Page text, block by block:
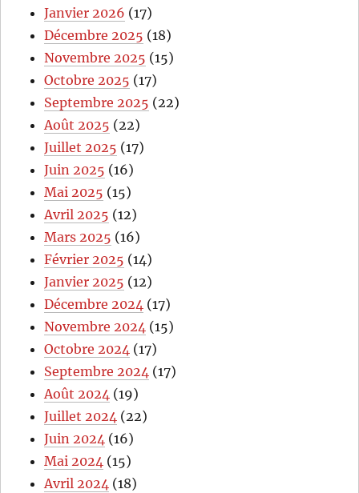
Janvier 2026 (17)
Décembre 2025 (18)
Novembre 2025 (15)
Octobre 2025 (17)
Septembre 2025 (22)
Août 2025 (22)
Juillet 2025 (17)
Juin 2025 (16)
Mai 2025 (15)
Avril 2025 (12)
Mars 2025 (16)
Février 2025 (14)
Janvier 2025 (12)
Décembre 2024 (17)
Novembre 2024 (15)
Octobre 2024 (17)
Septembre 2024 (17)
Août 2024 (19)
Juillet 2024 (22)
Juin 2024 (16)
Mai 2024 (15)
Avril 2024 (18)